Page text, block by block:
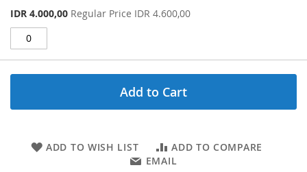
Special
Price
IDR 4.000,00 Regular Price IDR 4.600,00
Add to Cart
ADD TO WISH LIST
ADD TO COMPARE
EMAIL